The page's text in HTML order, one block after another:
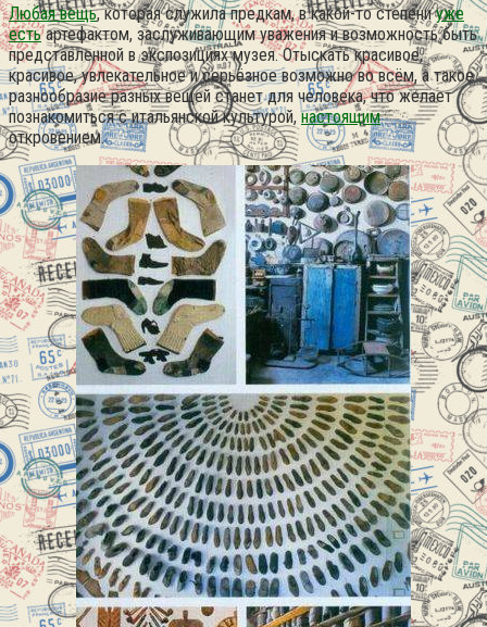
Любая вещь, которая служила предкам, в какой-то степениуже
естьартефактом, заслуживающим уважения и возможность быть
представленной в экспозициях музея. Отыскать красивое,
красивое, увлекательное и серьёзное возможно во всём, а такое
разнообразие разных вещей станет для человека, что желает
познакомиться с итальянской культурой,настоящим
откровением.